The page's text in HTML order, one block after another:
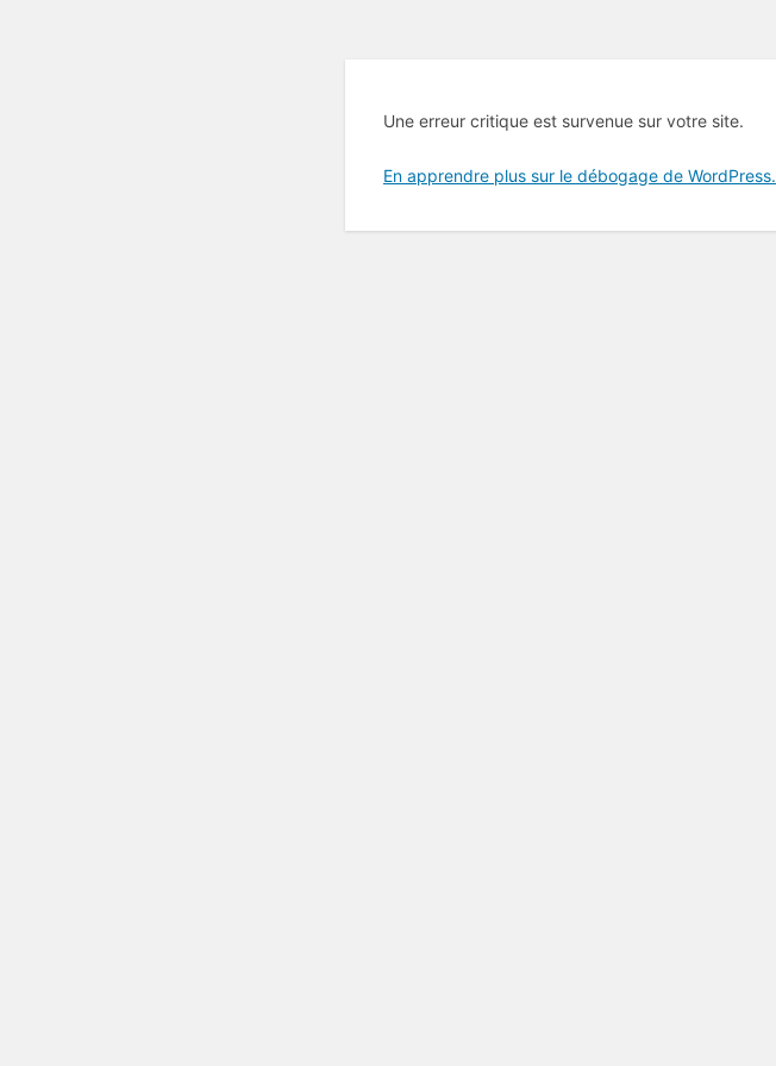
Une erreur critique est survenue sur votre site.
En apprendre plus sur le débogage de WordPress.